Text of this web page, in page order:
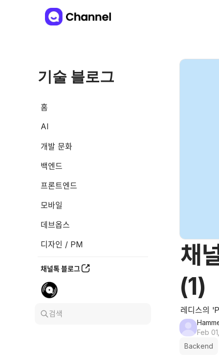
기술 블로그
홈
AI
개발 문화
백엔드
프론트엔드
모바일
데브옵스
디자인 / PM
채널톡 블로그
검색
채
(1)
레디스의
Feb
Backend